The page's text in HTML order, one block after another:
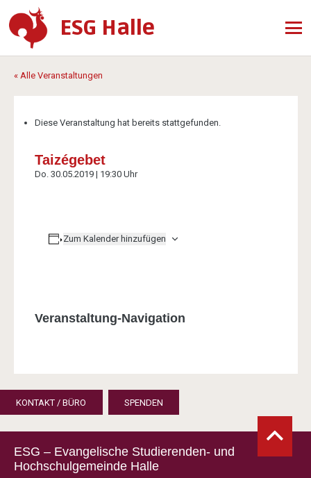
ESG Halle
« Alle Veranstaltungen
Diese Veranstaltung hat bereits stattgefunden.
Taizégebet
Do. 30.05.2019 | 19:30 Uhr
Zum Kalender hinzufügen
Veranstaltung-Navigation
KONTAKT / BÜRO SPENDEN
ESG – Evangelische Studierenden- und
Hochschulgemeinde Halle